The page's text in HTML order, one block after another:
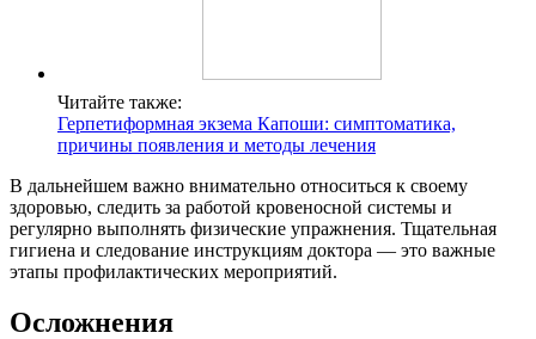
Читайте также:
Герпетиформная экзема Капоши: симптоматика,
причины появления и методы лечения
В дальнейшем важно внимательно относиться к своему
здоровью, следить за работой кровеносной системы и
регулярно выполнять физические упражнения. Тщательная
гигиена и следование инструкциям доктора — это важные
этапы профилактических мероприятий.
Осложнения